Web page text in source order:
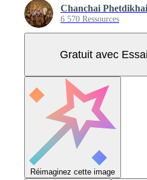
Chanchai Phetdikhai
6 570 Ressources
Gratuit avec Essai
Réimaginez cette image